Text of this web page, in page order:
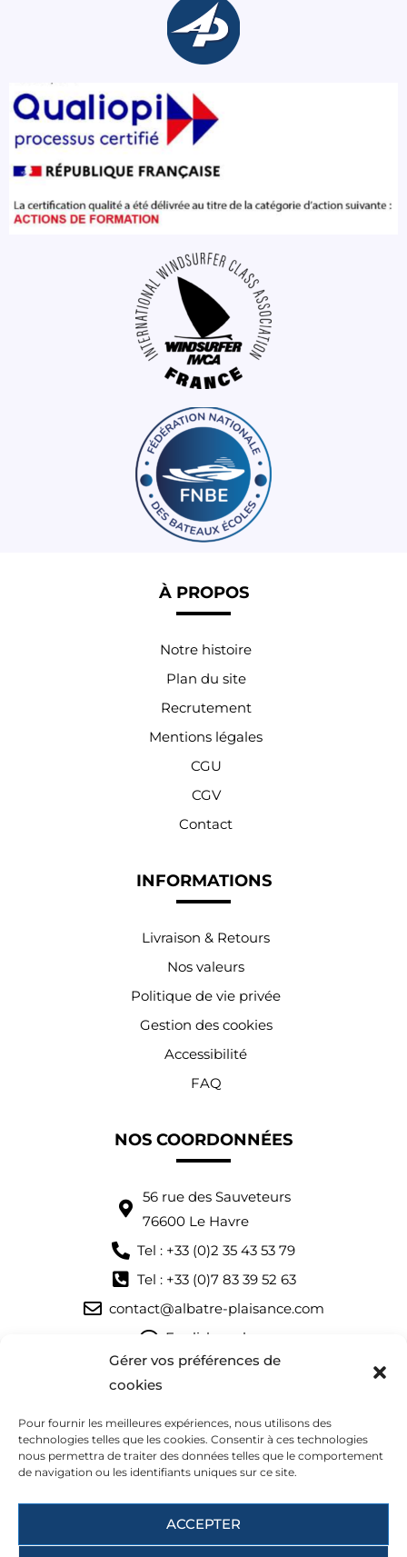
Gérer vos préférences de
cookies
Pour fournir les meilleures expériences, nous utilisons des
technologies telles que les cookies. Consentir à ces technologies
nous permettra de traiter des données telles que le comportement
de navigation ou les identifiants uniques sur ce site.
ACCEPTER
À PROPOS
Notre histoire
Plan du site
Recrutement
Mentions légales
CGU
CGV
Contact
INFORMATIONS
Livraison & Retours
Nos valeurs
Politique de vie privée
Gestion des cookies
Accessibilité
FAQ
NOS COORDONNÉES
56 rue des Sauveteurs
76600 Le Havre
Tel : +33 (0)2 35 43 53 79
Tel : +33 (0)7 83 39 52 63
contact@albatre-plaisance.com
English spoken
Nous vous accueillons :
9:30-12:30 et 14:00-18:00
© 2022-2026 Albatre Plaisance. Tous droits réservés.